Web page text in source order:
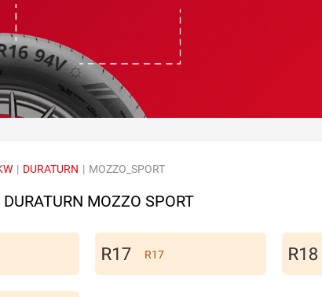
| DURATURN | MOZZO_SPORT
MOZZO SPORT
R17